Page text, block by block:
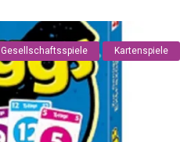
Gesellschaftsspiele Kartenspiele